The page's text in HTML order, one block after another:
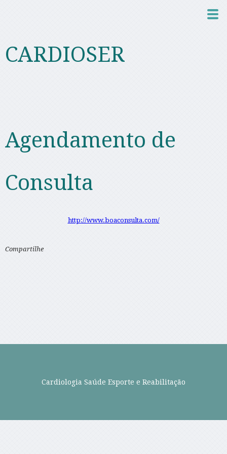
CARDIOSER
Agendamento de
Consulta
http://www.boaconsulta.com/
Compartilhe
Cardiologia Saúde Esporte e Reabilitação